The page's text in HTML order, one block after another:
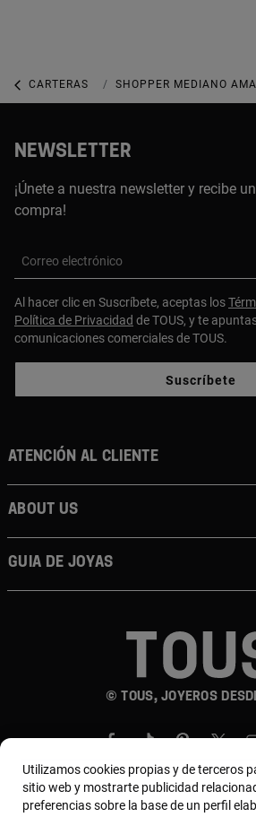
CARTERAS CARTERAS MEDIANAS
SHOPPER MEDIANO
NEWSLETTER
¡Únete a nuestra newsletter y recibe
compra!
Correo electrónico
Al hacer clic en Suscríbete, aceptas los
Política de Privacidad de TOUS, y te
comunicaciones comerciales de TOUS.
Suscríbete
© TOUS, JOYEROS
Atención al cliente
About us
Guia de joyas
Utilizamos cookies propias y de terceros
sitio web y mostrarte publicidad
preferencias sobre la base de un perfil